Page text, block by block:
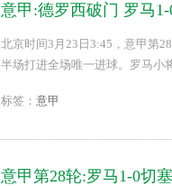
意甲:德罗西破门 罗马
北京时间3月23日3:45，意甲第
半场打进全场唯一进球。罗马小
标签： 意甲
意甲第28轮:罗马1-0切